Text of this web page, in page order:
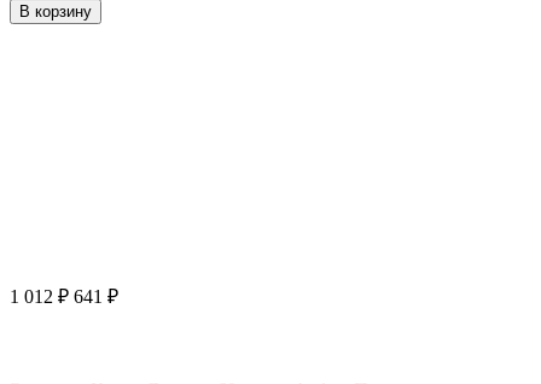
В корзину
1 012 ₽ 641 ₽